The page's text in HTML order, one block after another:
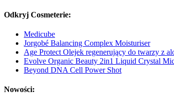
Odkryj Cosmeterie:
Medicube
Jorgobé Balancing Complex Moisturiser
Age Protect Olejek regenerujący do twarzy z
Evolve Organic Beauty 2in1 Liquid Crystal
Beyond DNA Cell Power Shot
Nowości: